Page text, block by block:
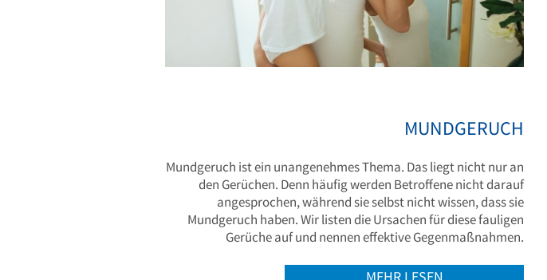
MUNDGERUCH
Mundgeruch ist ein unangenehmes Thema. Das liegt nicht nur an
den Gerüchen. Denn häufig werden Betroffene nicht darauf
angesprochen, während sie selbst nicht wissen, dass sie
Mundgeruch haben. Wir listen die Ursachen für diese fauligen
Gerüche auf und nennen effektive Gegenmaßnahmen.